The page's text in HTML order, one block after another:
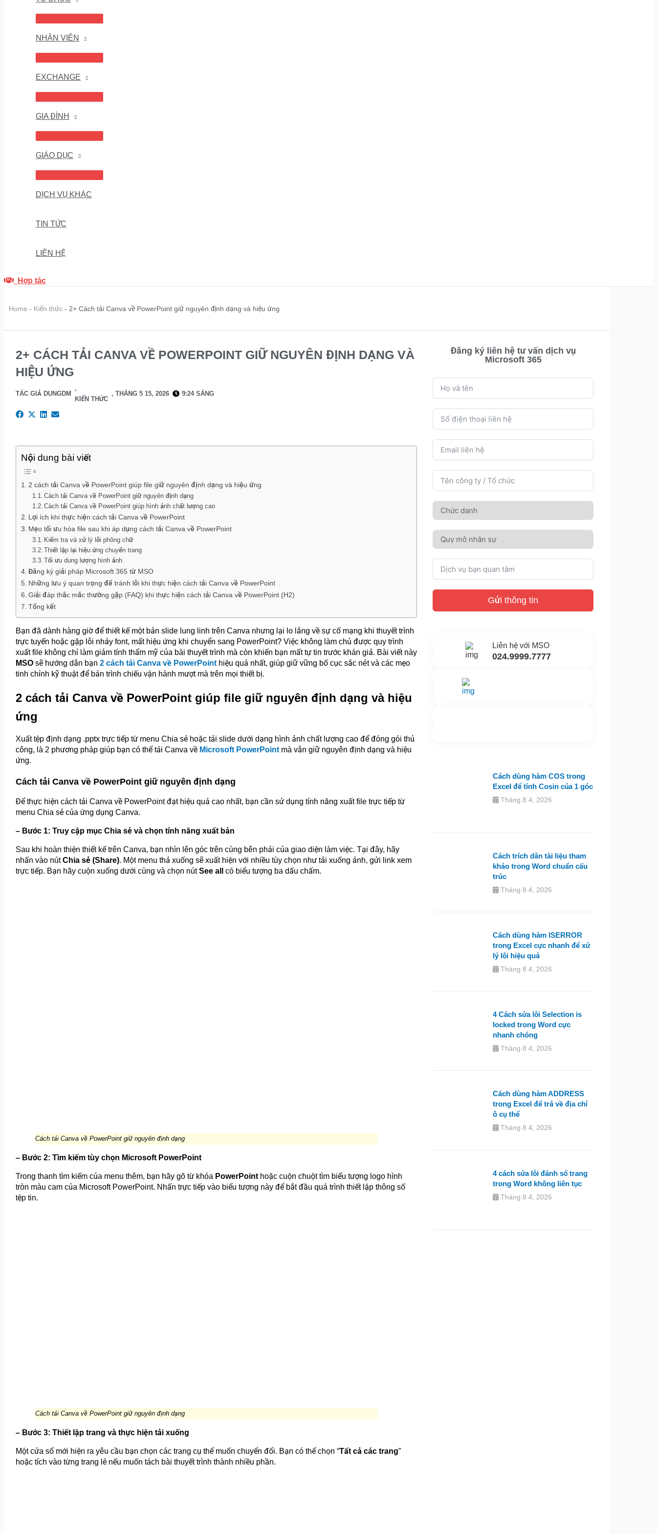
NHÂN VIÊN
EXCHANGE
GIA ĐÌNH
GIÁO DỤC
DỊCH VỤ KHÁC
TIN TỨC
LIÊN HỆ
Hợp tác
Home - Kiến thức - 2+ Cách tải Canva về PowerPoint giữ nguyên định dạng và hiệu ứng
2+ CÁCH TẢI CANVA VỀ POWERPOINT GIỮ NGUYÊN ĐỊNH DẠNG VÀ
HIỆU ỨNG
TÁC GIẢ DUNGDM
,
KIẾN THỨC
, THÁNG 5 15, 2026 9:24 SÁNG
Nội dung bài viết
2 cách tải Canva về PowerPoint giúp file giữ nguyên định dạng và hiệu ứng
Cách tải Canva về PowerPoint giữ nguyên định dạng
Cách tải Canva về PowerPoint giúp hình ảnh chất lượng cao
Lợi ích khi thực hiện cách tải Canva về PowerPoint
Mẹo tối ưu hóa file sau khi áp dụng cách tải Canva về PowerPoint
Kiểm tra và xử lý lỗi phông chữ
Thiết lập lại hiệu ứng chuyển trang
Tối ưu dung lượng hình ảnh
Đăng ký giải pháp Microsoft 365 từ MSO
Những lưu ý quan trọng để tránh lỗi khi thực hiện cách tải Canva về PowerPoint
Giải đáp thắc mắc thường gặp (FAQ) khi thực hiện cách tải Canva về PowerPoint (H2)
Tổng kết
Bạn đã dành hàng giờ để thiết kế một bản slide lung linh trên Canva nhưng lại lo lắng về sự cố mạng khi thuyết trình
trực tuyến hoặc gặp lỗi nhảy font, mất hiệu ứng khi chuyển sang PowerPoint? Việc không làm chủ được quy trình
xuất file không chỉ làm giảm tính thẩm mỹ của bài thuyết trình mà còn khiến bạn mất tự tin trước khán giả. Bài viết này
MSO sẽ hướng dẫn bạn 2 cách tải Canva về PowerPoint hiệu quả nhất, giúp giữ vững bố cục sắc nét và các mẹo
tinh chỉnh kỹ thuật để bản trình chiếu vận hành mượt mà trên mọi thiết bị.
2 cách tải Canva về PowerPoint giúp file giữ nguyên định dạng và hiệu
ứng
Xuất tệp định dạng .pptx trực tiếp từ menu Chia sẻ hoặc tải slide dưới dạng hình ảnh chất lượng cao để đóng gói thủ
công, là 2 phương pháp giúp bạn có thể tải Canva về Microsoft PowerPointmà vẫn giữ nguyên định dạng và hiệu
ứng.
Cách tải Canva về PowerPoint giữ nguyên định dạng
Để thực hiện cách tải Canva về PowerPoint đạt hiệu quả cao nhất, bạn cần sử dụng tính năng xuất file trực tiếp từ
menu Chia sẻ của ứng dụng Canva.
– Bước 1: Truy cập mục Chia sẻ và chọn tính năng xuất bản
Sau khi hoàn thiện thiết kế trên Canva, bạn nhìn lên góc trên cùng bên phải của giao diện làm việc. Tại đây, hãy
nhấn vào nútChia sẻ (Share). Một menu thả xuống sẽ xuất hiện với nhiều tùy chọn như tải xuống ảnh, gửi link xem
trực tiếp. Bạn hãy cuộn xuống dưới cùng và chọn nútSee all có biểu tượng ba dấu chấm.
Cách tải Canva về PowerPoint giữ nguyên định dạng
– Bước 2: Tìm kiếm tùy chọn Microsoft PowerPoint
Trong thanh tìm kiếm của menu thêm, bạn hãy gõ từ khóa PowerPointhoặc cuộn chuột tìm biểu tượng logo hình
tròn màu cam của Microsoft PowerPoint. Nhấn trực tiếp vào biểu tượng này để bắt đầu quá trình thiết lập thông số
tệp tin.
Cách tải Canva về PowerPoint giữ nguyên định dạng
– Bước 3: Thiết lập trang và thực hiện tải xuống
Một cửa sổ mới hiện ra yêu cầu bạn chọn các trang cụ thể muốn chuyển đổi. Bạn có thể chọn “Tất cả các trang”
hoặc tích vào từng trang lẻ nếu muốn tách bài thuyết trình thành nhiều phần.
Đăng ký liên hệ tư vấn dịch vụ
Microsoft 365
Gửi thông tin
Liên hệ với MSO
024.9999.7777
Cách dùng hàm COS trong
Excel để tính Cosin của 1 góc
Tháng 8 4, 2026
Cách trích dẫn tài liệu tham
khảo trong Word chuẩn cấu
trúc
Tháng 8 4, 2026
Cách dùng hàm ISERROR
trong Excel cực nhanh để xử
lý lỗi hiệu quả
Tháng 8 4, 2026
4 Cách sửa lỗi Selection is
locked trong Word cực
nhanh chóng
Tháng 8 4, 2026
Cách dùng hàm ADDRESS
trong Excel để trả về địa chỉ
ô cụ thể
Tháng 8 4, 2026
4 cách sửa lỗi đánh số trang
trong Word không liên tục
Tháng 8 4, 2026